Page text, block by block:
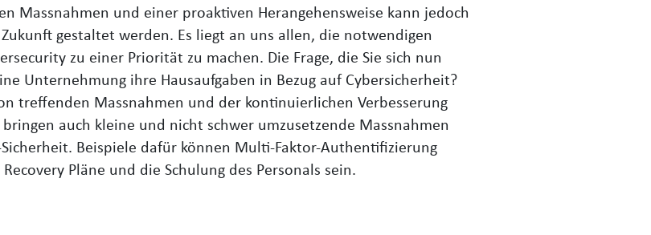
Massnahmen und einer proaktiven Herangehensweise kann jedoch
gestaltet werden. Es liegt an uns allen, die notwendigen
zu einer Priorität zu machen. Die Frage, die Sie sich nun
Unternehmung ihre Hausaufgaben in Bezug auf Cybersicherheit?
treffenden Massnahmen und der kontinuierlichen Verbesserung
auch kleine und nicht schwer umzusetzende Massnahmen
Beispiele dafür können Multi-Faktor-Authentifizierung
Pläne und die Schulung des Personals sein.